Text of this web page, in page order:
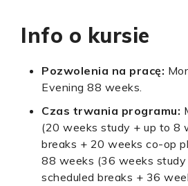
Info o kursie
Pozwolenia na pracę:
Evening 88 weeks.
Czas trwania programu:
(20 weeks study + up to 8
breaks + 20 weeks co-op
88 weeks (36 weeks
scheduled breaks + 36